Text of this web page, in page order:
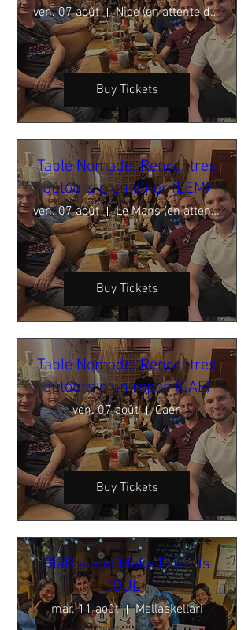
ven. 07 août Nice (en attente de confirmation)
Buy Tickets
Table Nomade: Rencontres
autours d'un dîner (LEM)
ven. 07 août Le Mans (en attente de validation)
Buy Tickets
Table Nomade: Rencontres
autours d'un repas (CAE)
ven. 07 août Caen
Buy Tickets
BlaBla and Make Friends
(OUL)
mar. 11 août Mallaskellari